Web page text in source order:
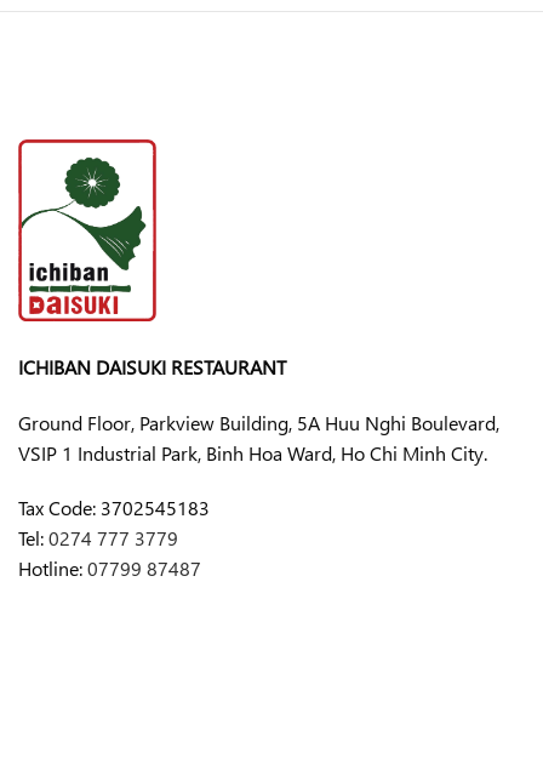
ICHIBAN DAISUKI RESTAURANT
Ground Floor, Parkview Building, 5A Huu Nghi Boulevard,
VSIP 1 Industrial Park, Binh Hoa Ward, Ho Chi Minh City.
Tax Code: 3702545183
Tel:0274 777 3779
Hotline:07799 87487